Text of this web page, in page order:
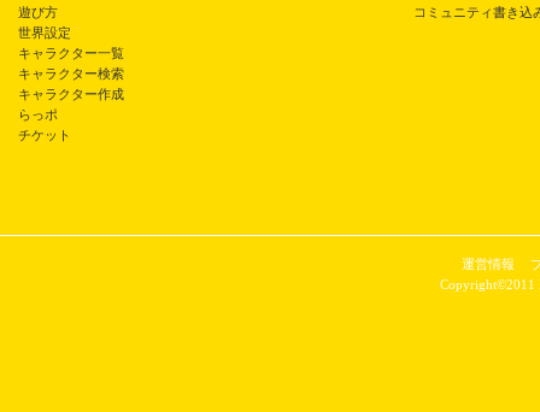
遊び方
世界設定
キャラクター一覧
キャラクター検索
キャラクター作成
らっポ
チケット
コミュニティ書き込
運営情報
Copyright©2011